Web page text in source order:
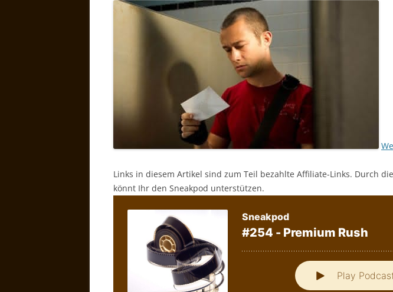
Links in diesem Artikel sind zum Teil bezahlte Affiliate-Links. Durch
könnt Ihr den Sneakpod unterstützen.